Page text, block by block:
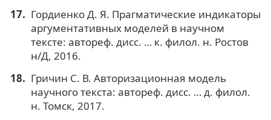
Гордиенко Д. Я. Прагматические индикаторы
аргументативных моделей в научном
тексте: автореф. дисс. … к. филол. н. Ростов
н/Д, 2016.
Гричин С. В. Авторизационная модель
научного текста: автореф. дисс. … д. филол.
н. Томск, 2017.